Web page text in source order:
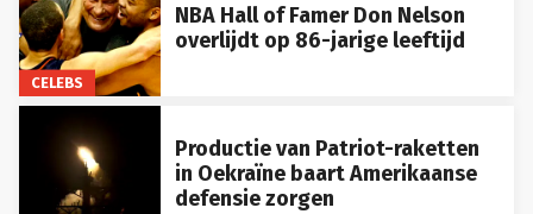
CELEBS
NBA Hall of Famer Don Nelson
overlijdt op 86-jarige leeftijd
Productie van Patriot-raketten
in Oekraïne baart Amerikaanse
defensie zorgen